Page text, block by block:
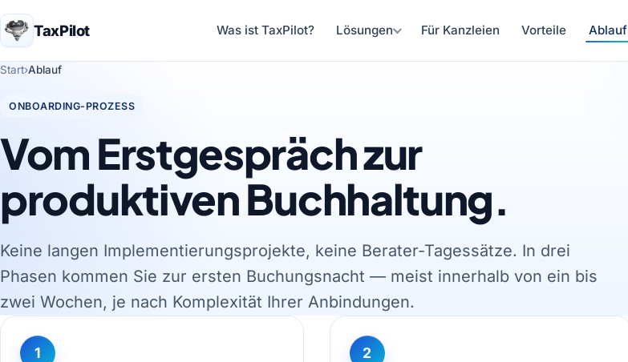
TaxPilot Was ist TaxPilot? Lösungen Für Kanzleien Vorteile Ablauf
Start›Ablauf
ONBOARDING-PROZESS
Vom Erstgespräch zur
produktiven Buchhaltung.
Keine langen Implementierungsprojekte, keine Berater-Tagessätze. In drei
Phasen kommen Sie zur ersten Buchungsnacht — meist innerhalb von ein bis
zwei Wochen, je nach Komplexität Ihrer Anbindungen.
1 2